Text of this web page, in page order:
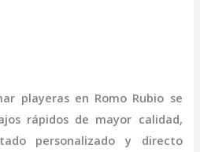
playerasen Romo Rubio se
rápidos de mayor calidad,
personalizado y directo